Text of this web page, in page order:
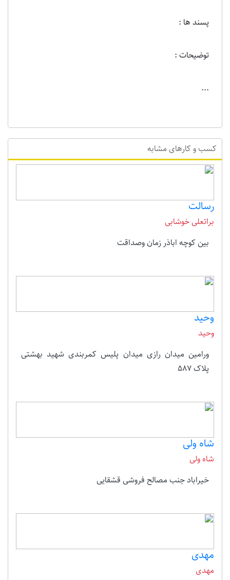
پسند ها :
توضیحات :
...
کسب و کارهای مشابه
رسالت
براتعلی خوشابی
بین کوچه اباذر زمان وصداقت
وحید
وحید
ورامین میدان رازی میدان پلیس کمربندی شهید بهشتی
پلاک 587
شاه ولی
شاه ولی
خیراباد جنب مصالح فروشی قشقایی
مهدی
مهدی